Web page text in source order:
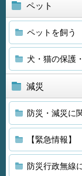
ペット
ペットを飼う
犬・猫の保護
減災
防災・減災に
【緊急情報】
防災行政無線